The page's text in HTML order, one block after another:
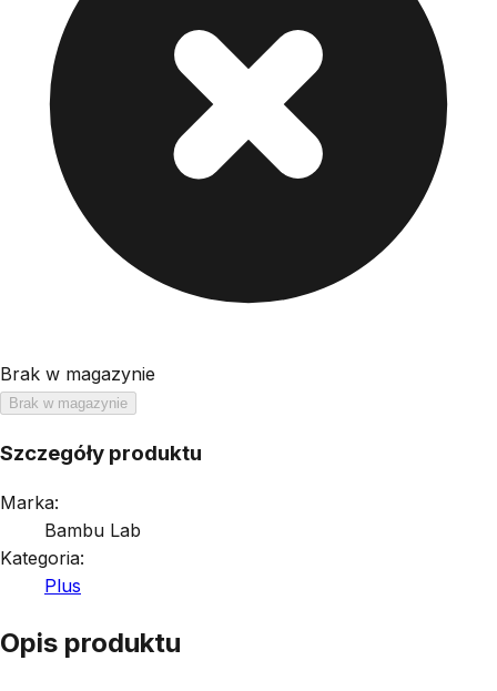
Brak w magazynie
Brak w magazynie
Szczegóły produktu
Marka:
Bambu Lab
Kategoria:
Plus
Opis produktu